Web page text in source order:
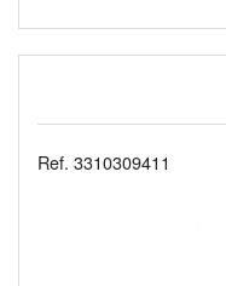
Ref. 3310309411